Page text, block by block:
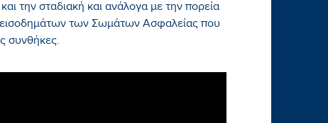
την σταδιακή και ανάλογα με την πορεία
εισοδημάτων των Σωμάτων Ασφαλείας που
συνθήκες.